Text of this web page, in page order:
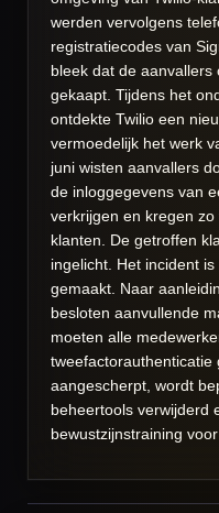
werden vervolgens
registratiecodes van
bleek dat de aanvallers
gekaapt. Tijdens het
ontdekte Twilio een
vermoedelijk het werk
juni wisten aanvallers
de inloggegevens van
verkrijgen en kregen
klanten. De getroffen
ingelicht. Het incident
gemaakt. Naar
besloten aanvullende
moeten alle
tweefactorauthenticatie
aangescherpt, wordt
beheertools verwijderd
bewustzijnstraining